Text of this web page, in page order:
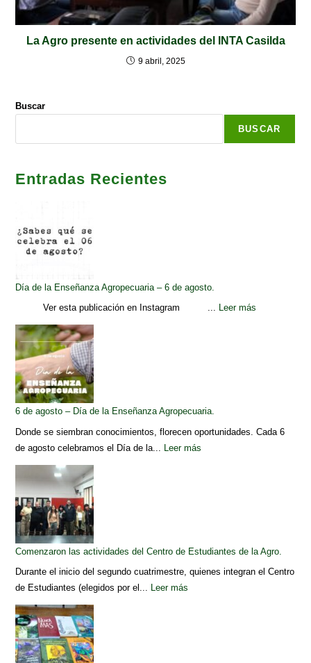
La Agro presente en actividades del INTA Casilda
9 abril, 2025
Buscar
BUSCAR
Entradas Recientes
Día de la Enseñanza Agropecuaria – 6 de agosto.
Ver esta publicación en Instagram ... Leer más
6 de agosto – Día de la Enseñanza Agropecuaria.
Donde se siembran conocimientos, florecen oportunidades. Cada 6
de agosto celebramos el Día de la...
Leer más
Comenzaron las actividades del Centro de Estudiantes de la Agro.
Durante el inicio del segundo cuatrimestre, quienes integran el Centro
de Estudiantes (elegidos por el... Leer más